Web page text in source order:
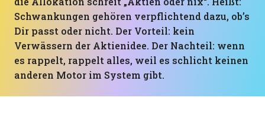
Schwankungen gehören verpflichtend dazu, ob’s
Dir passt oder nicht. Der Vorteil: kein
Verwässern der Aktienidee. Der Nachteil: wenn
es rappelt, rappelt alles, weil es schlicht keinen
anderen Motor im System gibt.